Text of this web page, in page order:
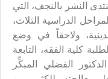
النشر بالنجف، التي
الدراسية الثلاث،
ولاحقاً في وضع
كلية الفقه، التابعة
الفضلي المبكِّر